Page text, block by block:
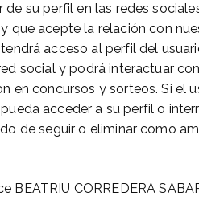
de su perfil en las redes
que acepte la relación con
acceso al perfil del
social y podrá interactuar
en concursos y sorteos. Si el
acceder a su perfil o
de seguir o eliminar como
BEATRIU CORREDERA